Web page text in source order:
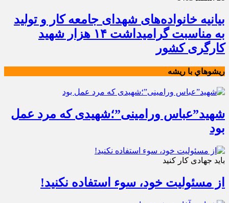
بیانیه خانواده‌های شهدای جامعه کار و تولید
به مناسبت گرامیداشت ۱۴ هزار شهید
کارگری کشور
ريشوهاي با ريشه
شهید”عباس ورامینی”؛شهیدی که مرد عمل
بود
باید جهادی کار کنید
از مسئولیت خود، سوء استفاده نکنید!